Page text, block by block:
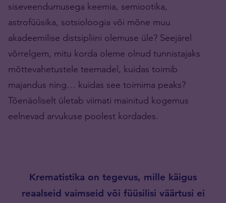
siseveendumusega keemia, semiootika,
astrofüüsika, sotsioloogia või mõne muu
akadeemilise distsipliini olemuse üle? Seejärel
võrrelgem, mitu korda oleme olnud tunnistajaks
mõttevahetustele teemadel, kuidas toimib
majandus ning… kuidas see toimima peaks?
Tõenäoliselt ületab viimati mainitud kogemus
eelnevad arvukuse poolest kordades.
Krematistika on tegevus, mille käigus
reaalseid vaimseid või füüsilisi väärtusi ei